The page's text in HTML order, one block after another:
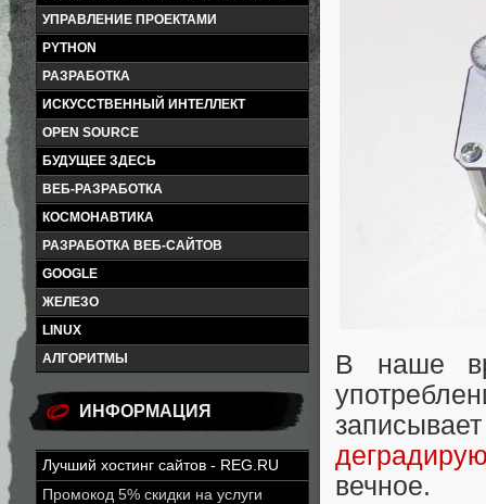
УПРАВЛЕНИЕ ПРОЕКТАМИ
PYTHON
РАЗРАБОТКА
ИСКУССТВЕННЫЙ ИНТЕЛЛЕКТ
OPEN SOURCE
БУДУЩЕЕ ЗДЕСЬ
ВЕБ-РАЗРАБОТКА
КОСМОНАВТИКА
РАЗРАБОТКА ВЕБ-САЙТОВ
GOOGLE
ЖЕЛЕЗО
LINUX
АЛГОРИТМЫ
ИНФОРМАЦИЯ
Лучший хостинг сайтов - REG.RU
Промокод 5% скидки на услуги
В наше
вечное.